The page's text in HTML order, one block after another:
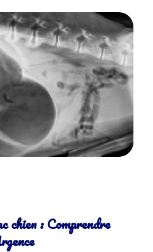
chien : Comprendre